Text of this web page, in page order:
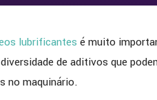
lubrificantes é muito
de aditivos que
no maquinário.